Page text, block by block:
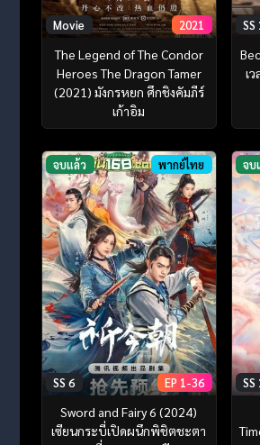
Movie 2021
The Legend of The Condor
Heroes The Dragon Tamer
(2021) มังกรหยก ศึกชิงคัมภีร์
เก้าอิม
SS
เ
จบแล้ว พากย์ไทย
SS 6 EP 1-36
Sword and Fairy 6 (2024)
เซียนกระบี่เปิดผนึกพิชิตชะตา
จบ
SS